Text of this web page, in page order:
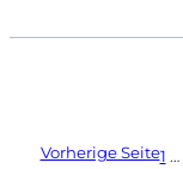
Vorherige Seite1 …